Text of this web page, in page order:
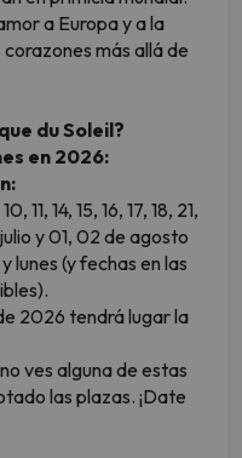
a Europa y a la
más allá de
du Soleil?
en 2026:
11, 14, 15, 16, 17, 18, 21,
y 01, 02 de agosto
lunes (y fechas en las
2026 tendrá lugar la
ves alguna de estas
las plazas. ¡Date